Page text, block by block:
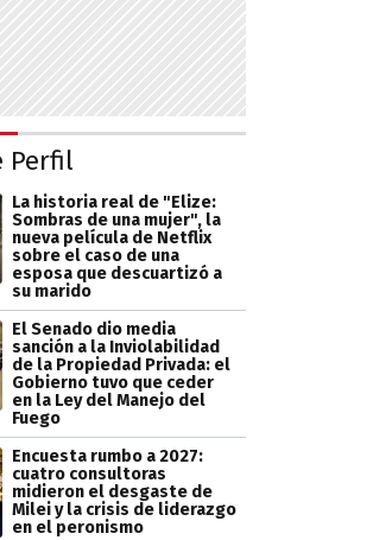
Perfil
La historia real de "Elize:
Sombras de una mujer", la
nueva película de Netflix
sobre el caso de una
esposa que descuartizó a
su marido
El Senado dio media
sanción a la Inviolabilidad
de la Propiedad Privada: el
Gobierno tuvo que ceder
en la Ley del Manejo del
Fuego
Encuesta rumbo a 2027:
cuatro consultoras
midieron el desgaste de
Milei y la crisis de liderazgo
en el peronismo